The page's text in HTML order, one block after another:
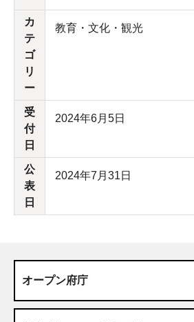
カ
テ
ゴ
リ
ー
教育・文化・観光
受
付
日
2024年6月5日
公
表
日
2024年7月31日
オープン府庁